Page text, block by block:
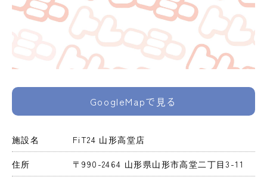
GoogleMapで見る
施設名 FiT24 山形高堂店
住所 〒990-2464 山形県山形市高堂二丁目3-11